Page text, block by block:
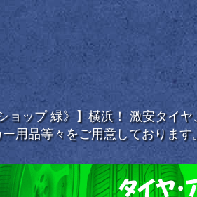
ップ 緑》】横浜！ 激安タイ
用品等々をご用意しております。